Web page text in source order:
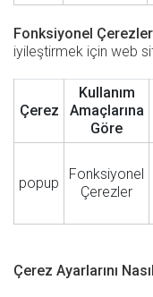
Fonksiyonel
iyileştirmek için web
Çerez
Kullanım
Amaçlarına
Göre
popup
Fonksiyonel
Çerezler
Çerez Ayarlarını